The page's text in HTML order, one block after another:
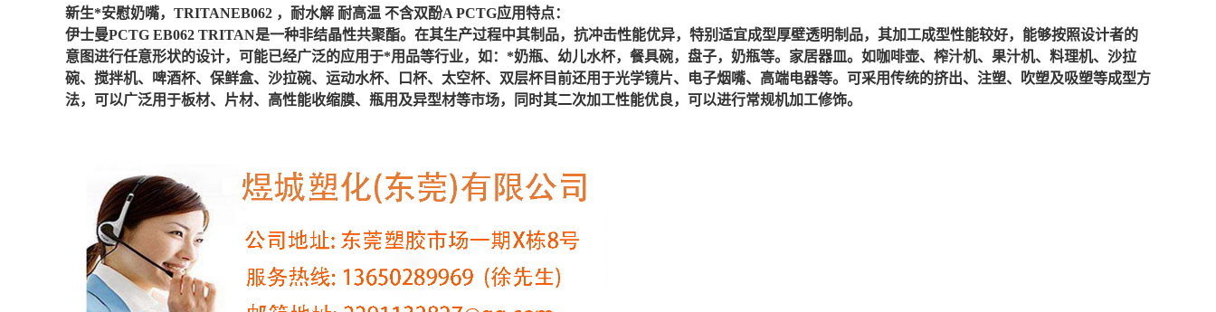
新生*安慰奶嘴，TRITANEB062 ，耐水解 耐高温 不含双酚A PCTG应用特点：
伊士曼PCTG EB062 TRITAN是一种非结晶性共聚酯。在其生产过程中其制品，抗冲击性能优异，特别适宜成型厚壁透明制品，其加工成型性能较好，能够按照设计者的
意图进行任意形状的设计，可能已经广泛的应用于*用品等行业，如：*奶瓶、幼儿水杯，餐具碗，盘子，奶瓶等。家居器皿。如咖啡壶、榨汁机、果汁机、料理机、沙拉
碗、搅拌机、啤酒杯、保鲜盒、沙拉碗、运动水杯、口杯、太空杯、双层杯目前还用于光学镜片、电子烟嘴、高端电器等。可采用传统的挤出、注塑、吹塑及吸塑等成型方
法，可以广泛用于板材、片材、高性能收缩膜、瓶用及异型材等市场，同时其二次加工性能优良，可以进行常规机加工修饰。